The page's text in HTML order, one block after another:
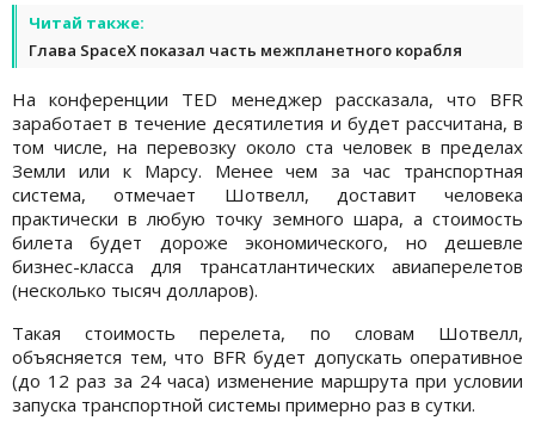
Читай также:
Глава SpaceX показал часть межпланетного корабля
На конференции TED менеджер рассказала, что BFR
заработает в течение десятилетия и будет рассчитана, в
том числе, на перевозку около ста человек в пределах
Земли или к Марсу. Менее чем за час транспортная
система, отмечает Шотвелл, доставит человека
практически в любую точку земного шара, а стоимость
билета будет дороже экономического, но дешевле
бизнес-класса для трансатлантических авиаперелетов
(несколько тысяч долларов).
Такая стоимость перелета, по словам Шотвелл,
объясняется тем, что BFR будет допускать оперативное
(до 12 раз за 24 часа) изменение маршрута при условии
запуска транспортной системы примерно раз в сутки.